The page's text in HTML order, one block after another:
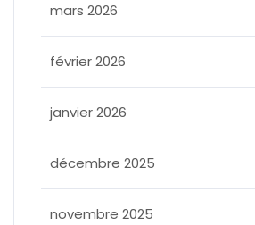
mars 2026
février 2026
janvier 2026
décembre 2025
novembre 2025